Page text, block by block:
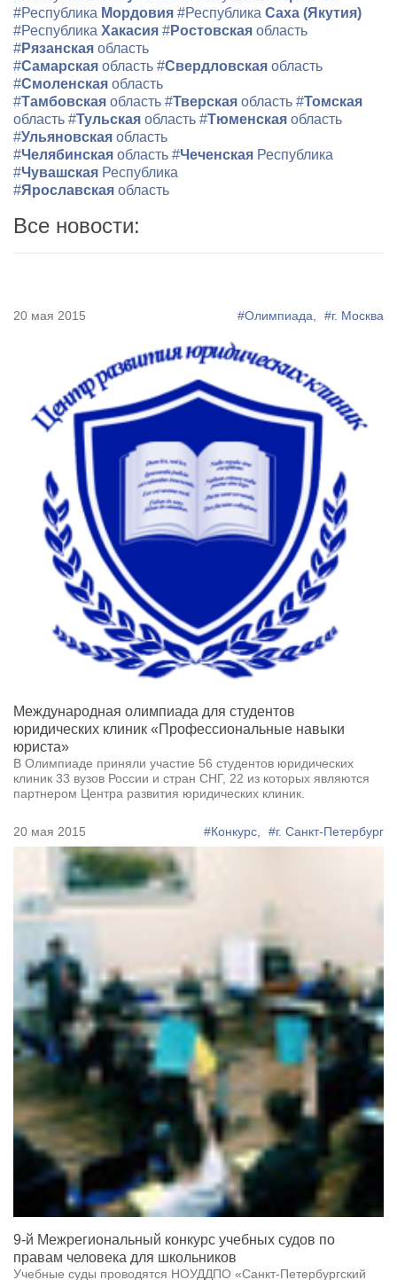
#Республика Мордовия #Республика Саха (Якутия)
#Республика Хакасия #Ростовская область
#Рязанская область
#Самарская область #Свердловская область
#Смоленская область
#Тамбовская область #Тверская область #Томская
область #Тульская область #Тюменская область
#Ульяновская область
#Челябинская область #Чеченская Республика
#Чувашская Республика
#Ярославская область
Все новости:
20 мая 2015 #Олимпиада, #г. Москва
Международная олимпиада для студентов
юридических клиник «Профессиональные навыки
юриста»
В Олимпиаде приняли участие 56 студентов юридических
клиник 33 вузов России и стран СНГ, 22 из которых являются
партнером Центра развития юридических клиник.
20 мая 2015 #Конкурс, #г. Санкт-Петербург
9-й Межрегиональный конкурс учебных судов по
правам человека для школьников
Учебные суды проводятся НОУДДПО «Санкт-Петербургский